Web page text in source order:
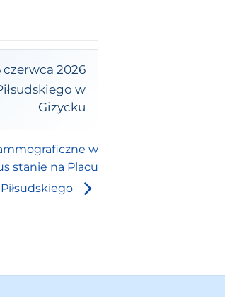
czerwca 2026
w
Giżycku
w
stanie na Placu
Piłsudskiego